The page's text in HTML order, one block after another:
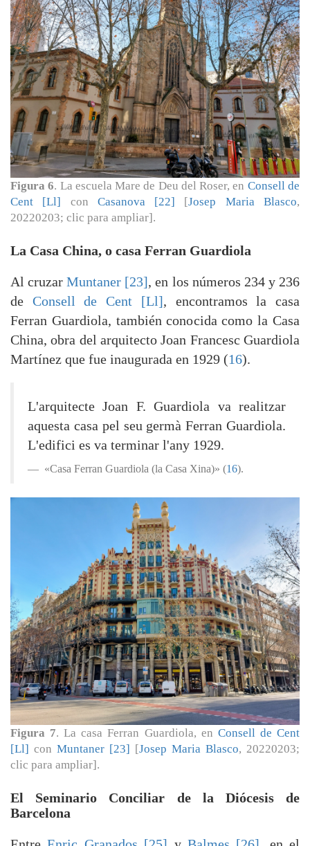
Figura 6. La escuela Mare de Deu del Roser, en Consell de
Cent [Ll] con Casanova [22] [Josep Maria Blasco,
20220203; clic para ampliar].
La Casa China, o casa Ferran Guardiola
Al cruzarMuntaner [23], en los números 234 y 236
de Consell de Cent [Ll], encontramos la casa
Ferran Guardiola, también conocida como la Casa
China, obra del arquitecto Joan Francesc Guardiola
Martínez que fue inaugurada en 1929 (16).
L'arquitecte Joan F. Guardiola va realitzar
aquesta casa pel seu germà Ferran Guardiola.
L'edifici es va terminar l'any 1929.
«Casa Ferran Guardiola (la Casa Xina)» (16).
Figura 7. La casa Ferran Guardiola, en Consell de Cent
[Ll] con Muntaner [23] [Josep Maria Blasco, 20220203;
clic para ampliar].
El Seminario Conciliar de la Diócesis de
Barcelona